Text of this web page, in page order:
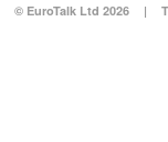
© EuroTalk Ltd 2026 |